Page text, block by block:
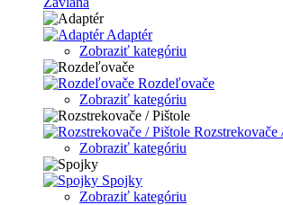
Adaptér
Zobraziť kategóriu
Rozdeľovače
Zobraziť kategóriu
Rozstrekovače
Zobraziť kategóriu
Spojky
Zobraziť kategóriu